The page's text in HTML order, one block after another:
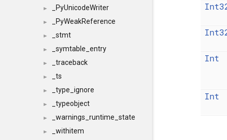
► _PyUnicodeWriter
► _PyWeakReference
► _stmt
► _symtable_entry
► _traceback
► _ts
► _type_ignore
► _typeobject
► _warnings_runtime_state
► _withitem
Int
Int